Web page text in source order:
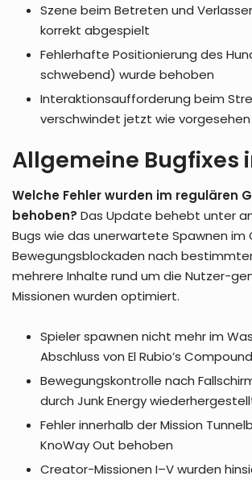
Szene beim Betreten und
korrekt abgespielt
Fehlerhafte Positionierung des
schwebend) wurde behoben
Interaktionsaufforderung beim
verschwindet jetzt wie vorgesehen
Allgemeine Bugfixes
Welche Fehler wurden im regulären
behoben? Das Update behebt unter
Bugs wie das unerwartete Spawnen im
Bewegungsblockaden nach
mehrere Inhalte rund um die Nutzer-
Missionen wurden optimiert.
Spieler spawnen nicht mehr im
Abschluss von El Rubio’s Compound
Bewegungskontrolle nach
durch Junk Energy
Fehler innerhalb der Mission
KnoWay Out behoben
Creator-Missionen I–V wurden